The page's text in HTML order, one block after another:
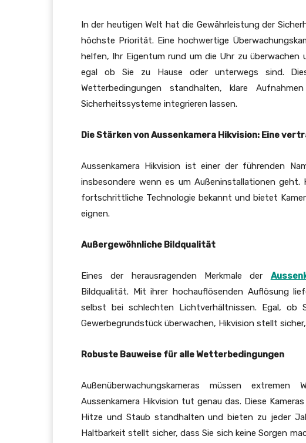
In der heutigen Welt hat die Gewährleistung der
höchste Priorität. Eine hochwertige
helfen, Ihr Eigentum rund um die Uhr zu überwachen
egal ob Sie zu Hause oder unterwegs sind.
Wetterbedingungen standhalten, klare
Sicherheitssysteme integrieren lassen.
Die Stärken von Aussenkamera Hikvision: Eine
Aussenkamera Hikvision ist einer der führenden
insbesondere wenn es um Außeninstallationen
fortschrittliche Technologie bekannt und bietet
eignen.
Außergewöhnliche Bildqualität
Eines der herausragenden Merkmale der
Bildqualität. Mit ihrer hochauflösenden Auflösung
selbst bei schlechten Lichtverhältnissen. Egal,
Gewerbegrundstück überwachen, Hikvision stellt
Robuste Bauweise für alle Wetterbedingungen
Außenüberwachungskameras müssen
Aussenkamera Hikvision tut genau das. Diese
Hitze und Staub standhalten und bieten zu jeder
Haltbarkeit stellt sicher, dass Sie sich keine Sorgen